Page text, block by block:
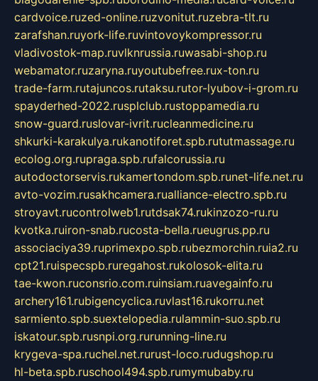
cardvoice.ruzed-online.ruzvonitut.ruzebra-tlt.ru
zarafshan.ruyork-life.ruvintovoykompressor.ru
vladivostok-map.ruvlknrussia.ruwasabi-shop.ru
webamator.ruzaryna.ruyoutubefree.rux-ton.ru
trade-farm.rutajuncos.rutaksu.rutor-lyubov-i-grom.ru
spayderhed-2022.rusplclub.rustoppamedia.ru
snow-guard.ruslovar-ivrit.rucleanmedicine.ru
shkurki-karakulya.rukanotiforet.spb.rututmassage.ru
ecolog.org.rupraga.spb.rufalcorussia.ru
autodoctorservis.rukamertondom.spb.runet-life.net.ru
avto-vozim.rusakhcamera.rualliance-electro.spb.ru
stroyavt.rucontrolweb1.rutdsak74.rukinzozo-ru.ru
kvotka.ruiron-snab.rucosta-bella.rueugrus.pp.ru
associaciya39.ruprimexpo.spb.rubezmorchin.ruia2.ru
cpt21.ruispecspb.ruregahost.rukolosok-elita.ru
tae-kwon.ruconsrio.com.ruinsiam.ruavegainfo.ru
archery161.rubigencyclica.ruvlast16.rukorru.net
sarmiento.spb.suextelopedia.rulammin-suo.spb.ru
iskatour.spb.rusnpi.org.rurunning-line.ru
krygeva-spa.ruchel.net.rurust-loco.rudugshop.ru
hl-beta.spb.ruschool494.spb.rumymubaby.ru